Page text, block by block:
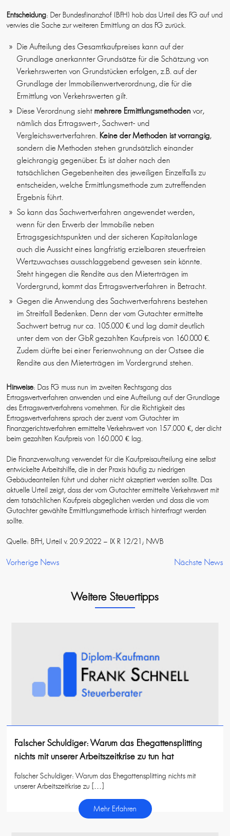
Entscheidung: Der Bundesfinanzhof (BFH) hob das Urteil des FG auf und
verwies die Sache zur weiteren Ermittlung an das FG zurück.
Die Aufteilung des Gesamtkaufpreises kann auf der
Grundlage anerkannter Grundsätze für die Schätzung von
Verkehrswerten von Grundstücken erfolgen, z.B. auf der
Grundlage der Immobilienwertverordnung, die für die
Ermittlung von Verkehrswerten gilt.
Diese Verordnung siehtmehrere Ermittlungsmethoden vor,
nämlich das Ertragswert-, Sachwert- und
Vergleichswertverfahren. Keine der Methoden ist vorrangig,
sondern die Methoden stehen grundsätzlich einander
gleichrangig gegenüber. Es ist daher nach den
tatsächlichen Gegebenheiten des jeweiligen Einzelfalls zu
entscheiden, welche Ermittlungsmethode zum zutreffenden
Ergebnis führt.
So kann das Sachwertverfahren angewendet werden,
wenn für den Erwerb der Immobilie neben
Ertragsgesichtspunkten und der sicheren Kapitalanlage
auch die Aussicht eines langfristig erzielbaren steuerfreien
Wertzuwachses ausschlaggebend gewesen sein könnte.
Steht hingegen die Rendite aus den Mieterträgen im
Vordergrund, kommt das Ertragswertverfahren in Betracht.
Gegen die Anwendung des Sachwertverfahrens bestehen
im Streitfall Bedenken. Denn der vom Gutachter ermittelte
Sachwert betrug nur ca. 105.000 € und lag damit deutlich
unter dem von der GbR gezahlten Kaufpreis von 160.000 €.
Zudem dürfte bei einer Ferienwohnung an der Ostsee die
Rendite aus den Mieterträgen im Vordergrund stehen.
Hinweise: Das FG muss nun im zweiten Rechtsgang das
Ertragswertverfahren anwenden und eine Aufteilung auf der Grundlage
des Ertragswertverfahrens vornehmen. Für die Richtigkeit des
Ertragswertverfahrens sprach der zuerst vom Gutachter im
Finanzgerichtsverfahren ermittelte Verkehrswert von 157.000 €, der dicht
beim gezahlten Kaufpreis von 160.000 € lag.
Die Finanzverwaltung verwendet für die Kaufpreisaufteilung eine selbst
entwickelte Arbeitshilfe, die in der Praxis häufig zu niedrigen
Gebäudeanteilen führt und daher nicht akzeptiert werden sollte. Das
aktuelle Urteil zeigt, dass der vom Gutachter ermittelte Verkehrswert mit
dem tatsächlichen Kaufpreis abgeglichen werden und dass die vom
Gutachter gewählte Ermittlungsmethode kritisch hinterfragt werden
sollte.
Quelle: BFH, Urteil v. 20.9.2022 – IX R 12/21; NWB
Vorherige News Nächste News
Weitere Steuertipps
Falscher Schuldiger: Warum das Ehegattensplitting
nichts mit unserer Arbeitszeitkrise zu tun hat
Falscher Schuldiger: Warum das Ehegattensplitting nichts mit
unserer Arbeitszeitkrise zu […]
Mehr Erfahren